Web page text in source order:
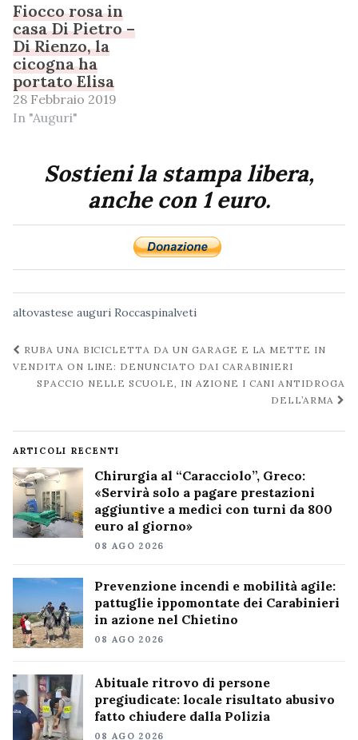
Fiocco rosa in
casa Di Pietro –
Di Rienzo, la
cicogna ha
portato Elisa
28 Febbraio 2019
In "Auguri"
Sostieni la stampa libera,
anche con 1 euro.
altovastese auguri Roccaspinalveti
Navigazione
post
RUBA UNA BICICLETTA DA UN GARAGE E LA METTE IN
VENDITA ON LINE: DENUNCIATO DAI CARABINIERI
SPACCIO NELLE SCUOLE, IN AZIONE I CANI ANTIDROGA
DELL’ARMA
ARTICOLI RECENTI
Chirurgia al “Caracciolo”, Greco:
«Servirà solo a pagare prestazioni
aggiuntive a medici con turni da 800
euro al giorno»
08 AGO 2026
Prevenzione incendi e mobilità agile:
pattuglie ippomontate dei Carabinieri
in azione nel Chietino
08 AGO 2026
Abituale ritrovo di persone
pregiudicate: locale risultato abusivo
fatto chiudere dalla Polizia
08 AGO 2026